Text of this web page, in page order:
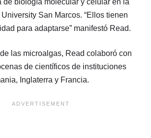
San Marcos. “Ellos tienen
para adaptarse” manifestó Read.
las microalgas, Read colaboró con
de científicos de instituciones
Inglaterra y Francia.